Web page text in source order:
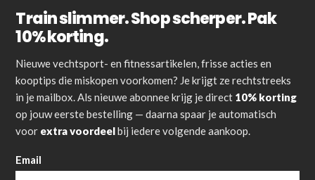
Train slimmer. Shop scherper. Pak
10% korting.
Nieuwe vechtsport- en fitnessartikelen, frisse acties en
kooptips die miskopen voorkomen? Je krijgt ze rechtstreeks
in je mailbox. Als nieuwe abonnee krijg je direct 10% korting
op jouw eerste bestelling — daarna spaar je automatisch
voor extra voordeelbij iedere volgende aankoop.
Email